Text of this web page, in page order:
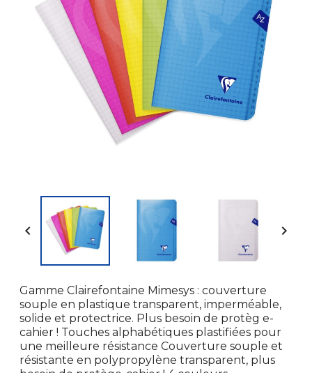
 
Gamme Clairefontaine Mimesys : couverture
souple en plastique transparent, imperméable,
solide et protectrice. Plus besoin de protèg e-
cahier ! Touches alphabétiques plastifiées pour
une meilleure résistance Couverture souple et
résistante en polypropylène transparent, plus